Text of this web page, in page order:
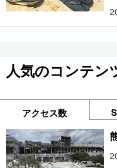
人気のコンテン
アクセス数